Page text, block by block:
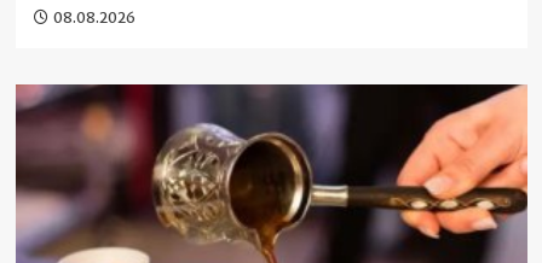
08.08.2026